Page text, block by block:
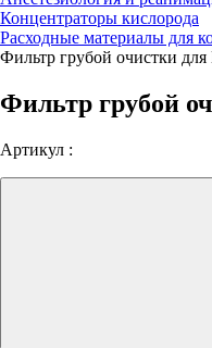
Концентраторы кислорода
Расходные материалы для
Фильтр грубой очистки
Фильтр грубой
Артикул :